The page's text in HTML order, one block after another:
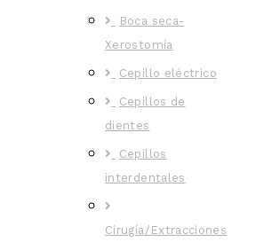
Boca seca-
Xerostomía
Cepillo eléctrico
Cepillos de
dientes
Cepillos
interdentales
Cirugía/Extracciones